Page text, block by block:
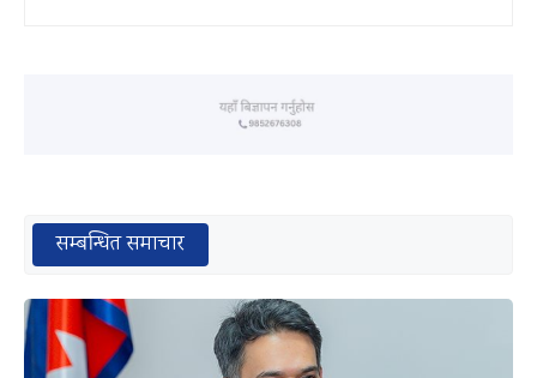
सम्बन्धित समाचार